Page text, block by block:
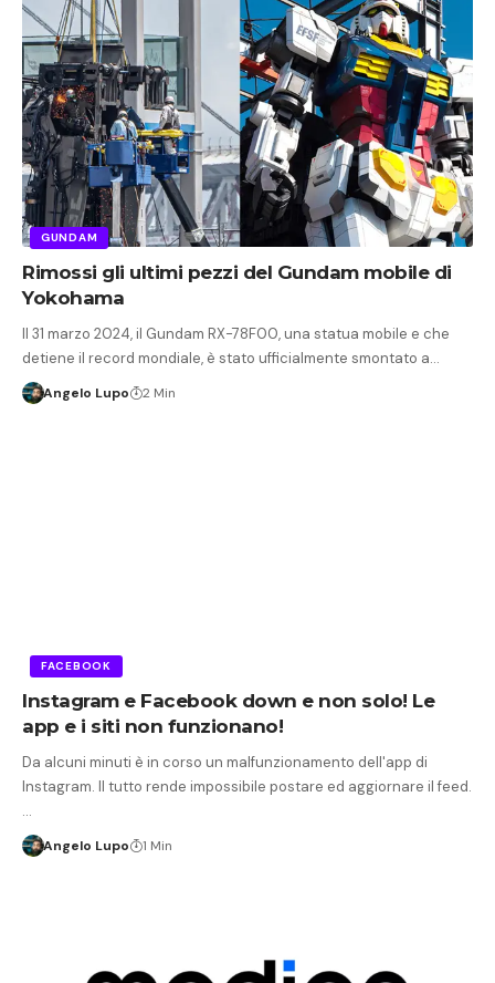
GUNDAM
Rimossi gli ultimi pezzi del Gundam mobile di
Yokohama
Il 31 marzo 2024, il Gundam RX-78F00, una statua mobile e che
detiene il record mondiale, è stato ufficialmente smontato a…
Angelo Lupo 2 Min
FACEBOOK
Instagram e Facebook down e non solo! Le
app e i siti non funzionano!
Da alcuni minuti è in corso un malfunzionamento dell'app di
Instagram. Il tutto rende impossibile postare ed aggiornare il feed.
…
Angelo Lupo 1 Min